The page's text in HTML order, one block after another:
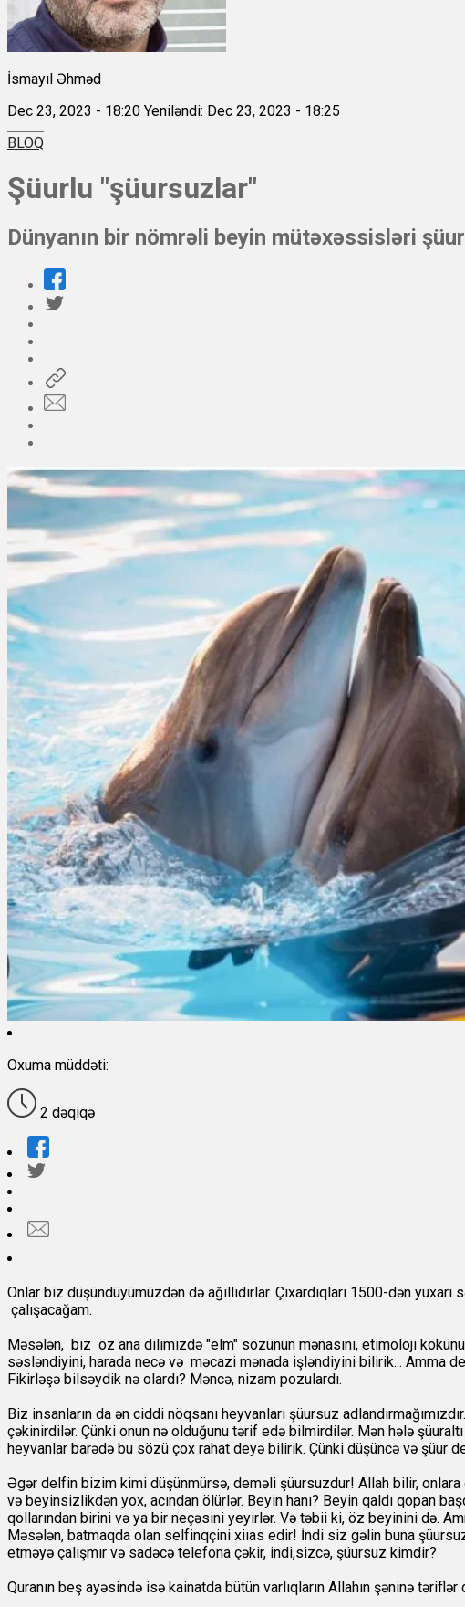
İsmayıl Əhməd
Dec 23, 2023 - 18:20 Yeniləndi: Dec 23, 2023 - 18:25
BLOQ
Şüurlu "şüursuzlar"
Dünyanın bir nömrəli beyin mütəxəssisləri
Oxuma müddəti:
2 dəqiqə
Onlar biz düşündüyümüzdən də ağıllıdırlar. Çıxardıqları 1500-dən
çalışacağam.
Məsələn, biz öz ana dilimizdə "elm" sözünün mənasını, etimoloji
səsləndiyini, harada necə və məcazi mənada işləndiyini bilirik... Amma
Fikirləşə bilsəydik nə olardı? Məncə, nizam pozulardı.
Biz insanların da ən ciddi nöqsanı heyvanları şüursuz
çəkinirdilər. Çünki onun nə olduğunu tərif edə bilmirdilər. Mən hələ
heyvanlar barədə bu sözü çox rahat deyə bilirik. Çünki düşüncə və şüur
Əgər delfin bizim kimi düşünmürsə, deməli şüursuzdur! Allah bilir, onlara
və beyinsizlikdən yox, acından ölürlər. Beyin hanı? Beyin qaldı qopan
qollarından birini və ya bir neçəsini yeyirlər. Və təbii ki, öz beyinini də.
Məsələn, batmaqda olan selfinqçini xiıas edir! İndi siz gəlin buna
etməyə çalışmır və sadəcə telefona çəkir, indi,sizcə, şüursuz kimdir?
Quranın beş ayəsində isə kainatda bütün varlıqların Allahın şəninə